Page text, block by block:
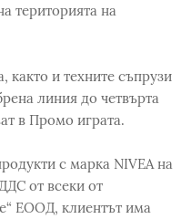
територията на
както и техните съпрузи
линия до четвърта
в Промо играта.
с марка NIVEA на
от всеки от
ЕООД, клиентът има